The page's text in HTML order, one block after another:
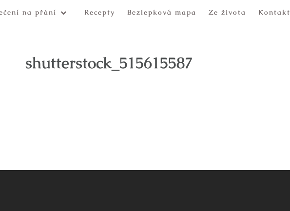
na přání Recepty Bezlepková mapa Ze života Kontakt
shutterstock_515615587